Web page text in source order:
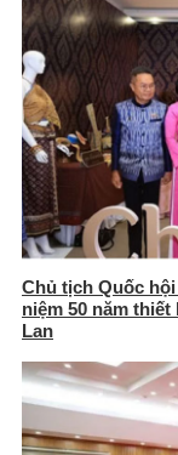
Chủ tịch Quốc
niệm 50 năm thiết
Lan